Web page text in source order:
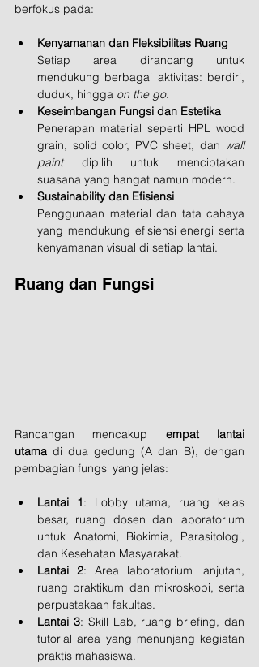
berfokus pada:
Kenyamanan dan Fleksibilitas Ruang
Setiap area dirancang untuk
mendukung berbagai aktivitas: berdiri,
duduk, hingga on the go.
Keseimbangan Fungsi dan Estetika
Penerapan material seperti HPL wood
grain, solid color, PVC sheet, dan wall
paint dipilih untuk menciptakan
suasana yang hangat namun modern.
Sustainability dan Efisiensi
Penggunaan material dan tata cahaya
yang mendukung efisiensi energi serta
kenyamanan visual di setiap lantai.
Ruang dan Fungsi
Rancangan mencakup empat lantai
utama di dua gedung (A dan B), dengan
pembagian fungsi yang jelas:
Lantai 1: Lobby utama, ruang kelas
besar, ruang dosen dan laboratorium
untuk Anatomi, Biokimia, Parasitologi,
dan Kesehatan Masyarakat.
Lantai 2: Area laboratorium lanjutan,
ruang praktikum dan mikroskopi, serta
perpustakaan fakultas.
Lantai 3: Skill Lab, ruang briefing, dan
tutorial area yang menunjang kegiatan
praktis mahasiswa.